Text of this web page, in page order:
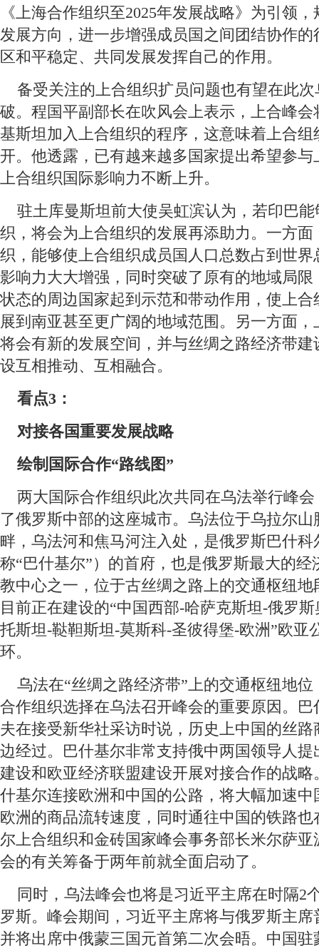
《上海合作组织至2025年发展战略》为引领
发展方向，进一步增强成员国之间团结协作
区和平稳定、共同发展发挥自己的作用。
备受关注的上合组织扩员问题也有望在此次
破。程国平副部长在吹风会上表示，上合峰
基斯坦加入上合组织的程序，这意味着上合
开。他透露，已有越来越多国家提出希望参
上合组织国际影响力不断上升。
驻土库曼斯坦前大使吴虹滨认为，若印巴能
织，将会为上合组织的发展再添助力。一方
织，能够使上合组织成员国人口总数占到世
影响力大大增强，同时突破了原有的地域局
状态的周边国家起到示范和带动作用，使上
展到南亚甚至更广阔的地域范围。另一方面
将会有新的发展空间，并与丝绸之路经济带
设互相推动、互相融合。
看点3：
对接各国重要发展战略
绘制国际合作“路线图”
两大国际合作组织此次共同在乌法举行峰会
了俄罗斯中部的这座城市。乌法位于乌拉尔
畔，乌法河和焦马河注入处，是俄罗斯巴什
称“巴什基尔”）的首府，也是俄罗斯最大的
教中心之一，位于古丝绸之路上的交通枢纽
目前正在建设的“中国西部-哈萨克斯坦-俄罗
托斯坦-鞑靼斯坦-莫斯科-圣彼得堡-欧洲”欧亚
环。
乌法在“丝绸之路经济带”上的交通枢纽地位
合作组织选择在乌法召开峰会的重要原因。
夫在接受新华社采访时说，历史上中国的丝
边经过。巴什基尔非常支持俄中两国领导人
建设和欧亚经济联盟建设开展对接合作的战
什基尔连接欧洲和中国的公路，将大幅加速
欧洲的商品流转速度，同时通往中国的铁路
尔上合组织和金砖国家峰会事务部长米尔萨
会的有关筹备于两年前就全面启动了。
同时，乌法峰会也将是习近平主席在时隔2
罗斯。峰会期间，习近平主席将与俄罗斯主
并将出席中俄蒙三国元首第二次会晤。中国